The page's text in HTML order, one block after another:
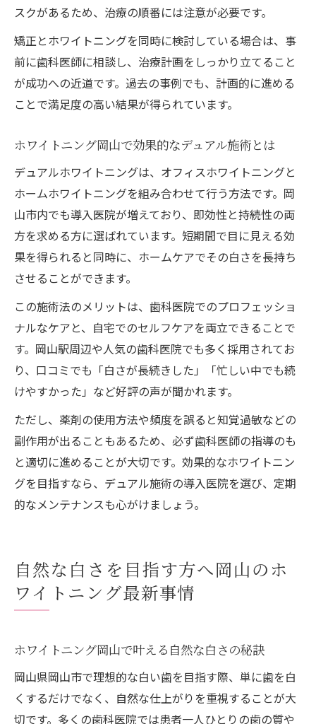
スクがあるため、治療の順番には注意が必要です。
矯正とホワイトニングを同時に検討している場合は、事
前に歯科医師に相談し、治療計画をしっかり立てること
が成功への近道です。過去の事例でも、計画的に進める
ことで満足度の高い結果が得られています。
ホワイトニング岡山で効果的なデュアル施術とは
デュアルホワイトニングは、オフィスホワイトニングと
ホームホワイトニングを組み合わせて行う方法です。岡
山市内でも導入医院が増えており、即効性と持続性の両
方を求める方に選ばれています。短期間で目に見える効
果を得られると同時に、ホームケアでその白さを長持ち
させることができます。
この施術法のメリットは、歯科医院でのプロフェッショ
ナルなケアと、自宅でのセルフケアを両立できることで
す。岡山駅周辺や人気の歯科医院でも多く採用されてお
り、口コミでも「白さが長続きした」「忙しい中でも続
けやすかった」など好評の声が聞かれます。
ただし、薬剤の使用方法や頻度を誤ると知覚過敏などの
副作用が出ることもあるため、必ず歯科医師の指導のも
と適切に進めることが大切です。効果的なホワイトニン
グを目指すなら、デュアル施術の導入医院を選び、定期
的なメンテナンスも心がけましょう。
自然な白さを目指す方へ岡山のホ
ワイトニング最新事情
ホワイトニング岡山で叶える自然な白さの秘訣
岡山県岡山市で理想的な白い歯を目指す際、単に歯を白
くするだけでなく、自然な仕上がりを重視することが大
切です。多くの歯科医院では患者一人ひとりの歯の質や